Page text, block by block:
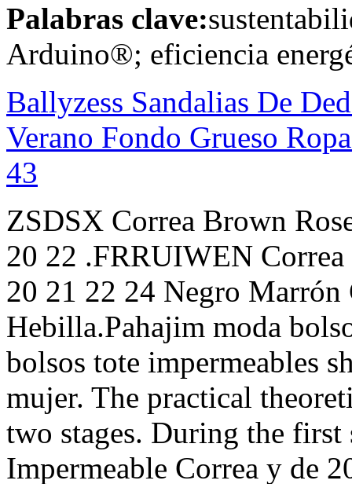
Palabras clave:
Arduino®; eficiencia
Ballyzess Sandalias De
Verano Fondo Grueso
43
ZSDSX Correa Brown
20 22 .FRRUIWEN
20 21 22 24 Negro Marrón
Hebilla.Pahajim moda
bolsos tote impermeables
mujer. The practical
two stages. During the
Impermeable Correa y de